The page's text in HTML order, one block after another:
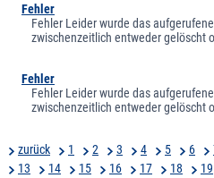
Fehler
Fehler Leider wurde das
zwischenzeitlich entweder gelöscht
Fehler
Fehler Leider wurde das
zwischenzeitlich entweder gelöscht
zurück 1 2 3 4 5 6
13
14 15 16 17 18 19